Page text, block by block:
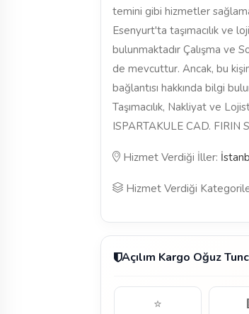
temini gibi hizmetler
Esenyurt'ta taşımacılık ve
bulunmaktadır Çalışma ve
de mevcuttur. Ancak, bu
bağlantısı hakkında bilgi
Taşımacılık, Nakliyat ve
ISPARTAKULE CAD. FIRIN
Hizmet Verdiği İller:
Hizmet Verdiği
Açılım Kargo Oğuz
⭐